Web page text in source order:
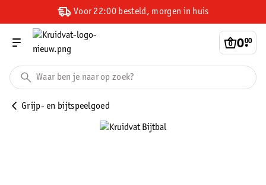
Voor 22:00 besteld, morgen in huis
0.
00
Grijp- en bijtspeelgoed